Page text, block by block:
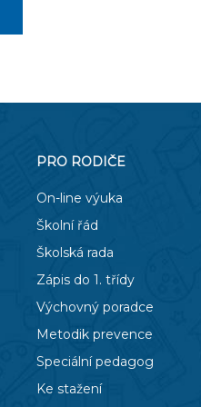
PRO RODIČE
On-line výuka
Školní řád
Školská rada
Zápis do 1. třídy
Výchovný poradce
Metodik prevence
Speciální pedagog
Ke stažení